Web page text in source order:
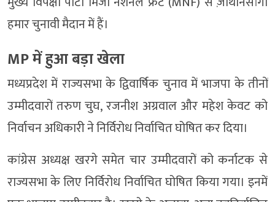
हमार चुनावी मैदान में हैं।
MP में हुआ बड़ा खेला
मध्यप्रदेश में राज्यसभा के द्विवार्षिक चुनाव में भाजपा के तीनों
उम्मीदवारों तरुण चुघ, रजनीश अग्रवाल और महेश केवट को
निर्वाचन अधिकारी ने निर्विरोध निर्वाचित घोषित कर दिया।
कांग्रेस अध्यक्ष खरगे समेत चार उम्मीदवारों को कर्नाटक से
राज्यसभा के लिए निर्विरोध निर्वाचित घोषित किया गया। इनमें